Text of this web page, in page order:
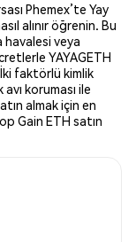
Phemex’te Yay
alınır öğrenin. Bu
havalesi veya
YAYAGETH
faktörlü kimlik
koruması ile
almak için en
Gain ETH satın